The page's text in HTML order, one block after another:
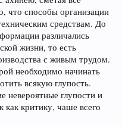
что способы организации
средствам. До
различались
жизни, то есть
с живым трудом.
необходимо начинать
всякую глупость.
невероятные глупости и
как критику, чаше всего